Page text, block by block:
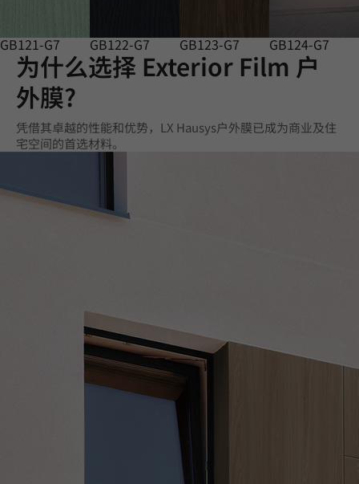
GB121-G7 GB122-G7 GB123-G7 GB124-G7
为什么选择 Exterior Film 户
外膜?
凭借其卓越的性能和优势，LX Hausys户外膜已成为商业及住
宅空间的首选材料。